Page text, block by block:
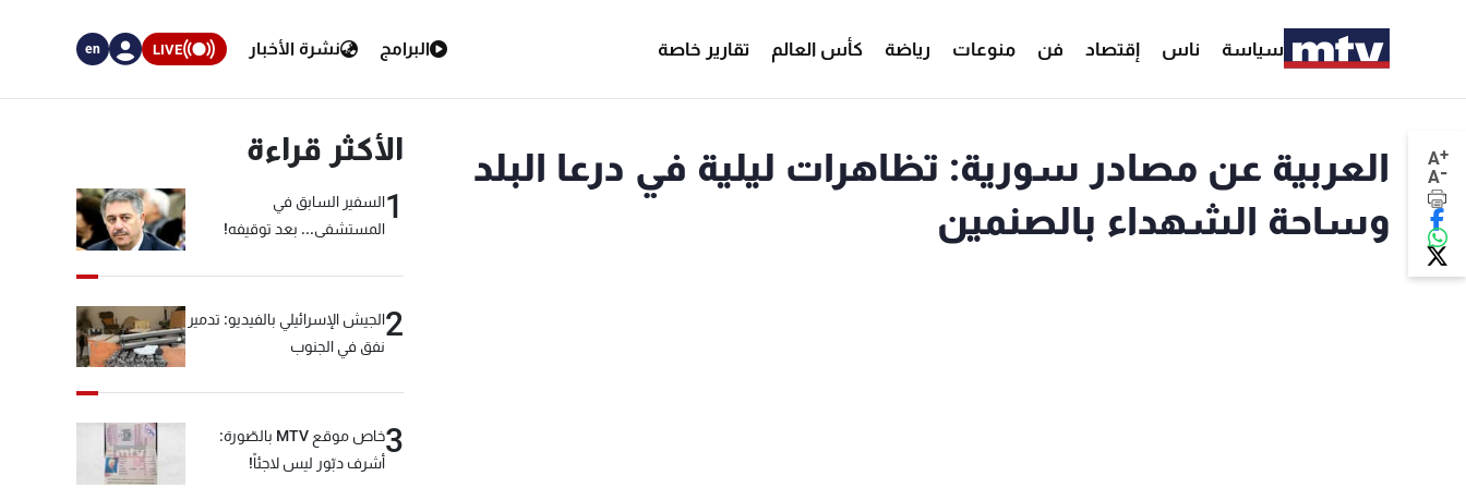
سياسة ناس إقتصاد فن منوعات رياضة كأس العالم تقارير خاصة البرامج نشرة الأخبار LIVE
en
A+
A-
العربية عن مصادر سورية: تظاهرات ليلية في درعا البلد
وساحة الشهداء بالصنمين
الأكثر قراءة
1السفير السابق في
المستشفى... بعد توقيفه!
2الجيش الإسرائيلي بالفيديو: تدمير
نفق في الجنوب
3
خاص موقع MTV بالصّورة:
أشرف دبّور ليس لاجئاً!